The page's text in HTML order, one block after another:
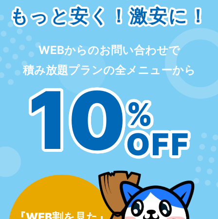
もっと安く！激安に！
WEBからのお問い合わせで
積み放題プランの全メニューから
10%
OFF